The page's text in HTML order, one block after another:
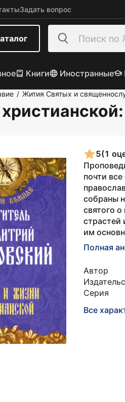
Задать вопрос
Книги Иностранные
/ Жития Святых и
5(1
почти
собраны
святого
им
Полная
Автор
Серия
Все